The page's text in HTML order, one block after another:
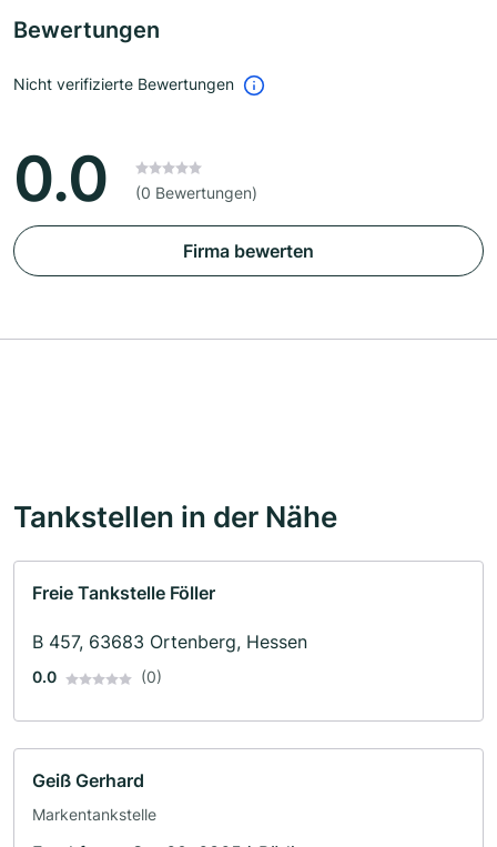
Bewertungen
Nicht verifizierte Bewertungen
0.0 (0 Bewertungen)
Firma bewerten
Tankstellen in der Nähe
Freie Tankstelle Föller
B 457, 63683 Ortenberg, Hessen
0.0 (0)
Geiß Gerhard
Markentankstelle